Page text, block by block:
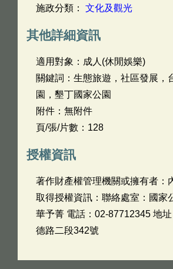
施政分類： 文化及觀光
其他詳細資訊
適用對象：成人(休閒娛樂)
關鍵詞：生態旅遊，社區發展，
園，墾丁國家公園
附件：無附件
頁/張/片數：128
授權資訊
著作財產權管理機關或擁有者：
取得授權資訊：聯絡處室：國家
華予菁 電話：02-87712345 地
德路二段342號